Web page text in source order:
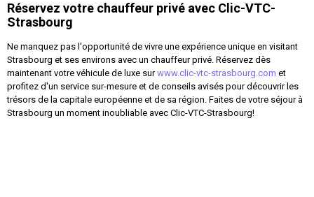
Réservez votre chauffeur privé avec Clic-VTC-
Strasbourg
Ne manquez pas l'opportunité de vivre une expérience unique en visitant
Strasbourg et ses environs avec un chauffeur privé. Réservez dès
maintenant votre véhicule de luxe surwww.clic-vtc-strasbourg.com et
profitez d'un service sur-mesure et de conseils avisés pour découvrir les
trésors de la capitale européenne et de sa région. Faites de votre séjour à
Strasbourg un moment inoubliable avec Clic-VTC-Strasbourg!